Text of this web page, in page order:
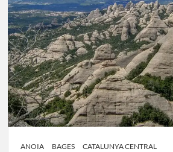
de
Santa
Cecília
ANOIA BAGES CATALUNYA CENTRAL